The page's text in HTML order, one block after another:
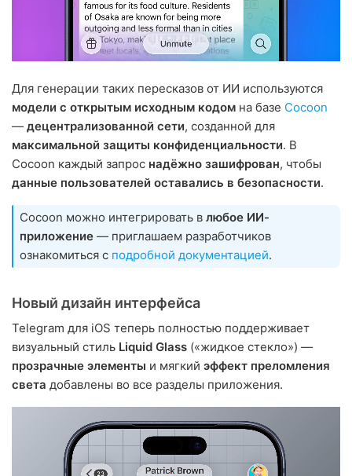
Для генерации таких пересказов от ИИ используются
модели с открытым исходным кодом на базе Cocoon
— децентрализованной сети, созданной для
максимальной защиты конфиденциальности. В
Cocoon каждый запрос надёжно зашифрован, чтобы
данные пользователей оставались в безопасности.
Cocoon можно интегрировать в любое ИИ-
приложение — приглашаем разработчиков
ознакомиться с подробной документацией.
Новый дизайн интерфейса
Telegram для iOS теперь полностью поддерживает
визуальный стиль Liquid Glass («жидкое стекло») —
прозрачные элементы и мягкий эффект преломления
света добавлены во все разделы приложения.